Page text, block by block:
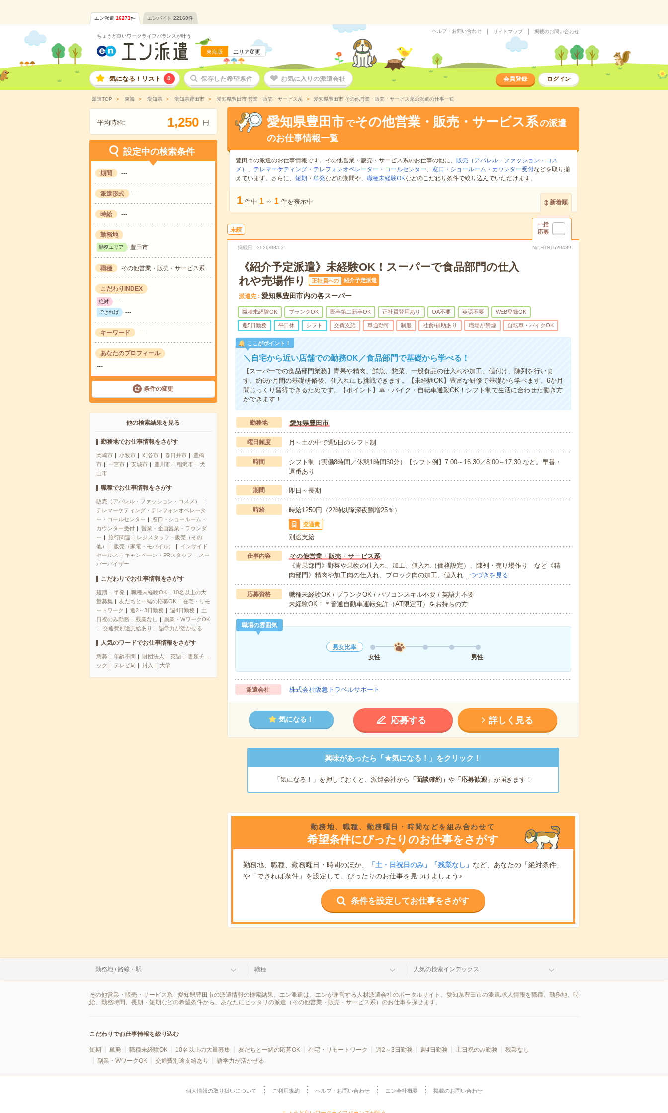
エン派遣 16273件 エンバイト 22168件
ちょうど良いワークライフバランスが叶う
東海版 エリア変更
ヘルプ・お問い合わせ サイトマップ 掲載のお問い合わせ
気になる！リスト 0 保存した希望条件 お気に入りの派遣会社 会員登録 ログイン
派遣TOP 東海 愛知県 愛知県豊田市 愛知県豊田市 営業・販売・サービス系 愛知県豊田市 その他営業・販売・サービス系の派遣の仕事一覧
平均時給: 1,250 円
設定中の検索条件
期間 ---
派遣形式 ---
時給 ---
勤務地
勤務エリア 豊田市
職種 その他営業・販売・サービス系
こだわりINDEX
絶対 ---
できれば ---
キーワード ---
あなたのプロフィール
---
条件の変更
他の検索結果を見る
勤務地でお仕事情報をさがす
岡崎市 小牧市 刈谷市 春日井市
豊橋
市
一宮市 安城市 豊川市 稲沢市
犬
山市
職種でお仕事情報をさがす
販売（アパレル・ファッション・コスメ）
テレマーケティング・テレフォンオペレータ
ー・コールセンター
窓口・ショールーム・
カウンター受付
営業・企画営業・ラウンダ
ー
旅行関連
レジスタッフ・販売（その
他）
販売（家電・モバイル）
インサイド
セールス
キャンペーン・PRスタッフ
スー
パーバイザー
こだわりでお仕事情報をさがす
短期 単発 職種未経験OK
10名以上の大
量募集
友だちと一緒の応募OK
在宅・リモ
ートワーク
週2～3日勤務 週4日勤務
土
日祝のみ勤務
残業なし
副業・WワークOK
交通費別途支給あり
語学力が活かせる
人気のワードでお仕事情報をさがす
急募 年齢不問 財団法人 英語
書類チェ
ック
テレビ局 封入 大学
愛知県豊田市 でその他営業・販売・サービス系の派遣
のお仕事情報一覧
豊田市の派遣のお仕事情報です。その他営業・販売・サービス系のお仕事の他に、 販売（アパレル・ファッション・コス
メ） 、 テレマーケティング・テレフォンオペレーター・コールセンター、 窓口・ショールーム・カウンター受付などを取り揃
えています。さらに、 短期 ・ 単発などの期間や、 職種未経験OKなどのこだわり条件で絞り込んでいただけます。
1 件中 1 ～ 1 件を表示中 新着順
未読
一括
応募
掲載日 2026/08/02 No.HTSTh20439
《紹介予定派遣》未経験OK！スーパーで食品部門の仕入
れや売場作り
正社員への 紹介予定派遣
派遣先 愛知県豊田市内の各スーパー
職種未経験OK ブランクOK 既卒第二新卒OK 正社員登用あり OA不要 英語不要 WEB登録OK
週5日勤務 平日休 シフト 交費支給 車通勤可 制服 社食/補助あり 職場が禁煙 自転車・バイクOK
ここがポイント！
＼自宅から近い店舗での勤務OK／食品部門で基礎から学べる！
【スーパーでの食品部門業務】青果や精肉、鮮魚、惣菜、一般食品の仕入れや加工、値付け、陳列を行いま
す。約6か月間の基礎研修後、仕入れにも挑戦できます。【未経験OK】豊富な研修で基礎から学べます。6か月
間じっくり習得できるためです。【ポイント】車・バイク・自転車通勤OK！シフト制で生活に合わせた働き方
ができます！
勤務地 愛知県豊田市
曜日頻度 月～土の中で週5日のシフト制
時間
シフト制（実働8時間／休憩1時間30分）【シフト例】7:00～16:30／8:00～17:30 など。早番・
遅番あり
期間 即日～長期
時給 時給1250円（22時以降深夜割増25％）
交通費
別途支給
仕事内容
その他営業・販売・サービス系
《青果部門》野菜や果物の仕入れ、加工、値入れ（価格設定）、陳列・売り場作り など《精
肉部門》精肉や加工肉の仕入れ、ブロック肉の加工、値入れ…つづきを見る
応募資格
職種未経験OK / ブランクOK / パソコンスキル不要 / 英語力不要
未経験OK！＊普通自動車運転免許（AT限定可）をお持ちの方
職場の雰囲気
男女比率
女性
男性
派遣会社 株式会社阪急トラベルサポート
気になる！ 応募する 詳しく見る
興味があったら「★気になる！」をクリック！
「気になる！」を押しておくと、派遣会社から 「面談確約」 や「応募歓迎」 が届きます！
勤務地、職種、勤務曜日・時間などを組み合わせて
希望条件にぴったりのお仕事をさがす
勤務地、職種、勤務曜日・時間のほか、 「土・日祝日のみ」「残業なし」 など、あなたの「絶対条件」
や「できれば条件」を設定して、ぴったりのお仕事を見つけましょう♪
条件を設定してお仕事をさがす
勤務地 / 路線・駅 職種 人気の検索インデックス
その他営業・販売・サービス系 - 愛知県豊田市の派遣情報の検索結果。エン派遣は、エンが運営する人材派遣会社のポータルサイト。愛知県豊田市の派遣/求人情報を職種、勤務地、時
給、勤務時間、長期・短期などの希望条件から、あなたにピッタリの派遣（その他営業・販売・サービス系）のお仕事を探せます。
こだわりでお仕事情報を絞り込む
短期 単発 職種未経験OK 10名以上の大量募集 友だちと一緒の応募OK 在宅・リモートワーク 週2～3日勤務 週4日勤務 土日祝のみ勤務
残業なし
副業・WワークOK
交通費別途支給あり 語学力が活かせる
個人情報の取り扱いについて ご利用規約 ヘルプ・お問い合わせ エン会社概要 掲載のお問い合わせ